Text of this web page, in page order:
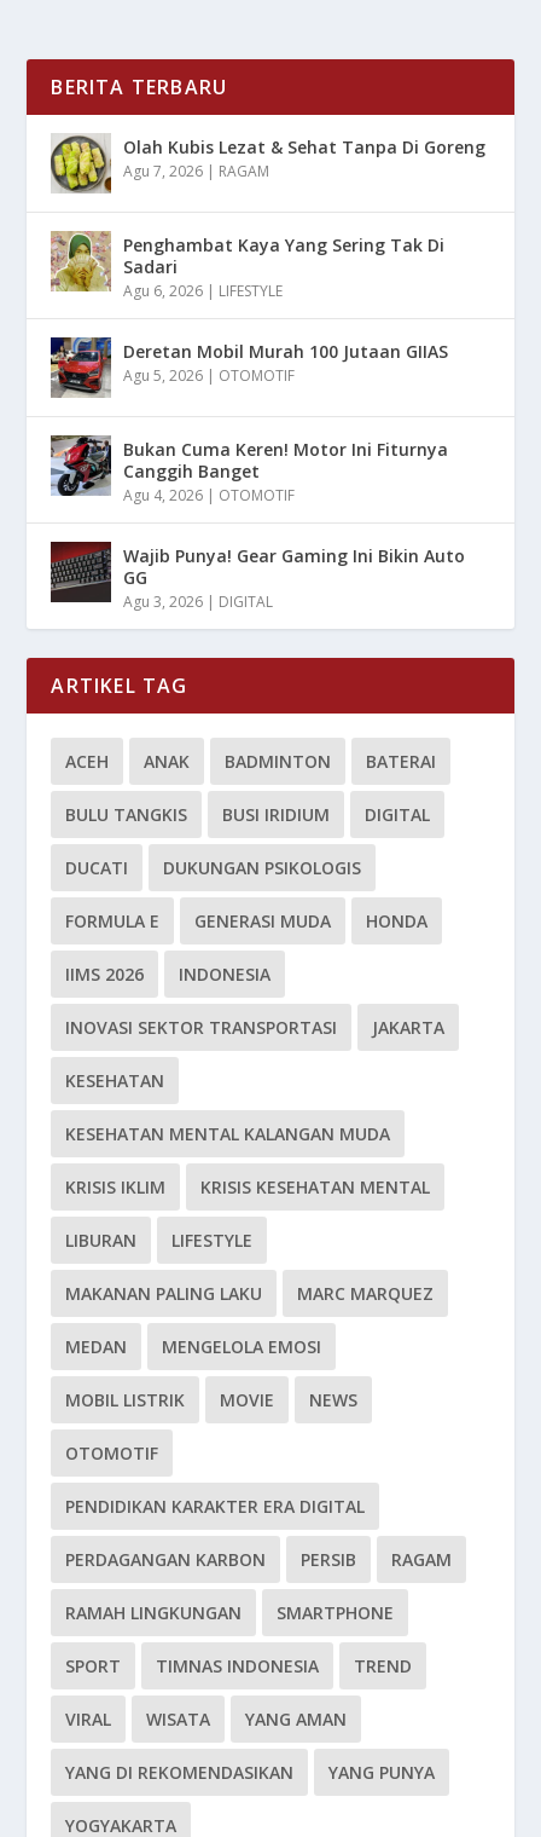
BERITA TERBARU
Olah Kubis Lezat & Sehat Tanpa Di Goreng
Agu 7, 2026 | RAGAM
Penghambat Kaya Yang Sering Tak Di
Sadari
Agu 6, 2026 | LIFESTYLE
Deretan Mobil Murah 100 Jutaan GIIAS
Agu 5, 2026 | OTOMOTIF
Bukan Cuma Keren! Motor Ini Fiturnya
Canggih Banget
Agu 4, 2026 | OTOMOTIF
Wajib Punya! Gear Gaming Ini Bikin Auto
GG
Agu 3, 2026 | DIGITAL
ARTIKEL TAG
ACEH ANAK BADMINTON BATERAI
BULU TANGKIS BUSI IRIDIUM DIGITAL
DUCATI DUKUNGAN PSIKOLOGIS
FORMULA E GENERASI MUDA HONDA
IIMS 2026 INDONESIA
INOVASI SEKTOR TRANSPORTASI JAKARTA
KESEHATAN
KESEHATAN MENTAL KALANGAN MUDA
KRISIS IKLIM KRISIS KESEHATAN MENTAL
LIBURAN LIFESTYLE
MAKANAN PALING LAKU MARC MARQUEZ
MEDAN MENGELOLA EMOSI
MOBIL LISTRIK MOVIE NEWS
OTOMOTIF
PENDIDIKAN KARAKTER ERA DIGITAL
PERDAGANGAN KARBON PERSIB RAGAM
RAMAH LINGKUNGAN SMARTPHONE
SPORT TIMNAS INDONESIA TREND
VIRAL WISATA YANG AMAN
YANG DI REKOMENDASIKAN YANG PUNYA
YOGYAKARTA